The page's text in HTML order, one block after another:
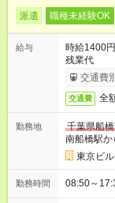
派遣 職種未経験OK
給与
時給1400
残業代
交通費
交通費 全
勤務地
千葉県船
南船橋駅
東京ビ
勤務時間 08:50～